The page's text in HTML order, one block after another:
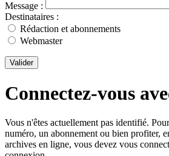
Message :
Destinataires :
Rédaction et abonnements
Webmaster
Valider
Connectez-vous
Vous n'êtes actuellement pas identifié.
numéro, un abonnement ou bien profiter,
archives en ligne, vous devez vous